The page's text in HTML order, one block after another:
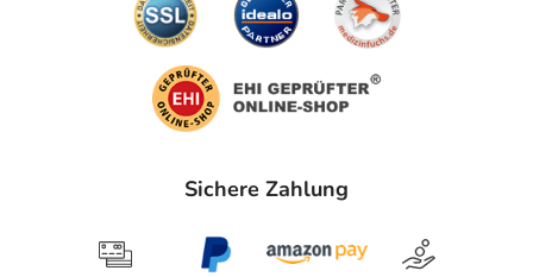
Welche Altersgruppe ist zu beachten?
- Kinder und Jugendliche unter 18 Jahren: Das
Arzneimittel sollte in der Regel in dieser Altersgruppe
nicht angewendet werden.
- Schwangerschaft: Wenden Sie sich an Ihren Arzt. Es
spielen verschiedene Überlegungen eine Rolle, ob und
wie das Arzneimittel in der Schwangerschaft angewendet
Sichere Zahlung